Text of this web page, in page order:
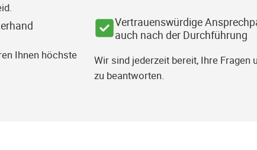
Ihnen höchste
Vertrauenswürdige
auch nach der Durchführung
Wir sind jederzeit bereit, Ihre Fragen
zu beantworten.